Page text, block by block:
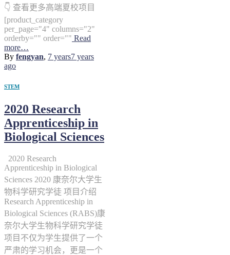
👇 查看更多高端夏校项目
[product_category
per_page="4" columns="2"
orderby="" order="" Read
more…
By fengyan, 7 years7 years
ago
STEM
2020 Research
Apprenticeship in
Biological Sciences
2020 Research
Apprenticeship in Biological
Sciences 2020 康奈尔大学生
物科学研究学徒 项目介绍
Research Apprenticeship in
Biological Sciences (RABS)康
奈尔大学生物科学研究学徒
项目不仅为学生提供了一个
严肃的学习机会，更是一个